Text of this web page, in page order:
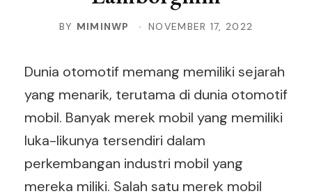
BY MIMINWP NOVEMBER 17, 2022
Dunia otomotif memang memiliki sejarah
yang menarik, terutama di dunia otomotif
mobil. Banyak merek mobil yang memiliki
luka-likunya tersendiri dalam
perkembangan industri mobil yang
mereka miliki. Salah satu merek mobil